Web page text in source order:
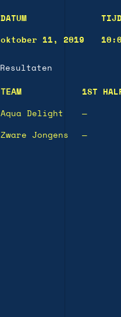
DATUM TIJD
oktober 11, 2019
Resultaten
TEAM 1ST
Aqua Delight —
Zware Jongens —